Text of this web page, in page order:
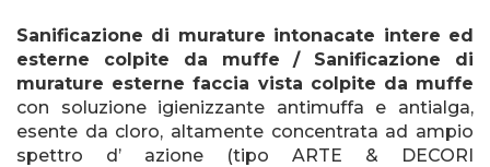
Sanificazione di murature intonacate intere ed
esterne colpite da muffe / Sanificazione di
murature esterne faccia vista colpite da muffe
con soluzione igienizzante antimuffa e antialga,
esente da cloro, altamente concentrata ad ampio
spettro d’ azione (tipo ARTE & DECORI